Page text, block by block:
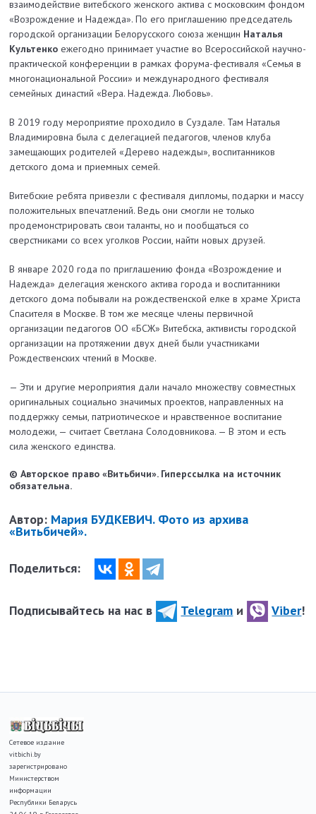
взаимодействие витебского женского актива с московским фондом
«Возрождение и Надежда». По его приглашению председатель
городской организации Белорусского союза женщин Наталья
Культенко ежегодно принимает участие во Всероссийской научно-
практической конференции в рамках форума-фестиваля «Семья в
многонациональной России» и международного фестиваля
семейных династий «Вера. Надежда. Любовь».
В 2019 году мероприятие проходило в Суздале. Там Наталья
Владимировна была с делегацией педагогов, членов клуба
замещающих родителей «Дерево надежды», воспитанников
детского дома и приемных семей.
Витебские ребята привезли с фестиваля дипломы, подарки и массу
положительных впечатлений. Ведь они смогли не только
продемонстрировать свои таланты, но и пообщаться со
сверстниками со всех уголков России, найти новых друзей.
В январе 2020 года по приглашению фонда «Возрождение и
Надежда» делегация женского актива города и воспитанники
детского дома побывали на рождественской елке в храме Христа
Спасителя в Москве. В том же месяце члены первичной
организации педагогов ОО «БСЖ» Витебска, активисты городской
организации на протяжении двух дней были участ­никами
Рождественских чтений в Москве.
— Эти и другие мероприятия дали начало множеству совместных
оригинальных социально значимых проектов, направленных на
поддержку семьи, патриотическое и нравственное воспитание
молодежи, — считает Светлана Солодовникова. — В этом и есть
сила женского единства.
© Авторское право «Витьбичи». Гиперссылка на источник
обязательна.
Автор: Мария БУДКЕВИЧ. Фото из архива
«Витьбичей».
Поделиться:
Подписывайтесь на нас в Telegram и Viber!
Сетевое издание
vitbichi.by
зарегистрировано
Министерством
информации
Республики Беларусь